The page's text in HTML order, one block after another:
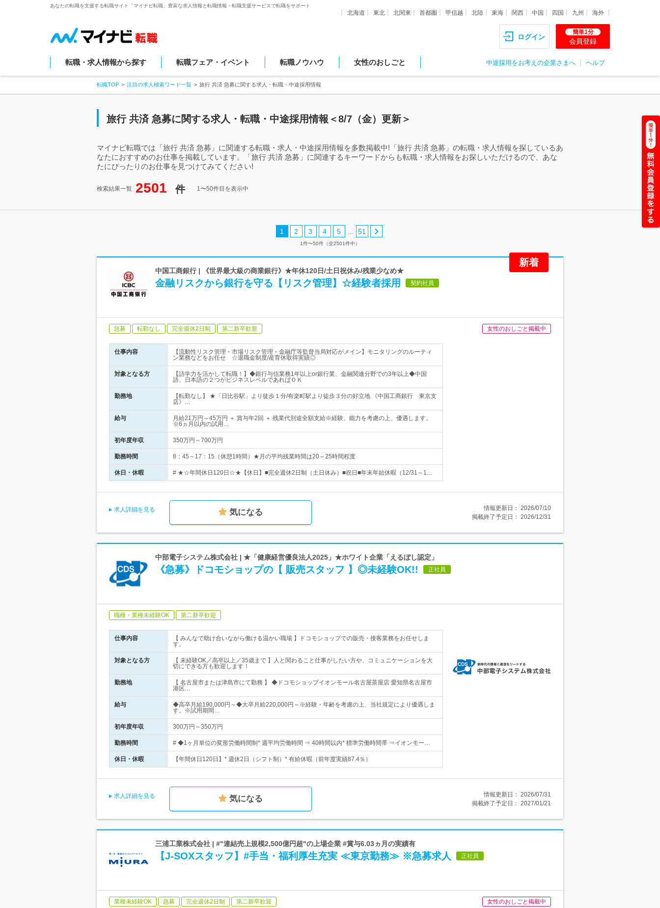
あなたの転職を支援する転職サイト「マイナビ転職」豊富な求人情報と転職情報・転職支援サービスで転職をサポート
北海道 東北 北関東 首都圏 甲信越 北陸 東海 関西 中国 四国 九州 海外
ログイン
簡単1分
会員登録
転職・求人情報から探す 転職フェア・イベント 転職ノウハウ 女性のおしごと 中途採用をお考えの企業さまへ ヘルプ
転職TOP 注目の求人検索ワード一覧 旅行 共済 急募に関する求人・転職・中途採用情報
旅行 共済 急募に関する求人・転職・中途採用情報＜8/7（金）更新＞
マイナビ転職では「旅行 共済 急募」に関連する転職・求人・中途採用情報を多数掲載中!「旅行 共済 急募」の転職・求人情報を探しているあ
なたにおすすめのお仕事を掲載しています。「旅行 共済 急募」に関連するキーワードからも転職・求人情報をお探しいただけるので、あな
たにぴったりのお仕事を見つけてみてください!
検索結果一覧 2501 件 1〜50件目を表示中
1 2 3 4 5 51
1件〜50件（全2501件中）
新着
中国工商銀行 | 《世界最大級の商業銀行》★年休120日/土日祝休み/残業少なめ★
金融リスクから銀行を守る【リスク管理】☆経験者採用 契約社員
急募 転勤なし 完全週休2日制 第二新卒歓迎 女性のおしごと掲載中
仕事内容
【流動性リスク管理・市場リスク管理・金融庁等監督当局対応がメイン】モニタリングのルーティ
ン業務などをお任せ ☆退職金制度/産育休取得実績◎
対象となる方
【語学力を活かして転職！】◆銀行与信業務1年以上or銀行業、金融関連分野での3年以上◆中国
語、日本語の２つがビジネスレベルであればＯＫ
勤務地
【転勤なし】 ★「日比谷駅」より徒歩１分/有楽町駅より徒歩３分の好立地 《中国工商銀行 東京支
店》…
給与
月給21万円～45万円 ＋ 賞与年2回 ＋ 残業代別途全額支給※経験、能力を考慮の上、優遇します。
※6ヵ月以内の試用…
初年度年収 350万円～700万円
勤務時間 8：45～17：15（休憩1時間）★月の平均残業時間は20～25時間程度
休日・休暇 # ★☆年間休日120日☆★【休日】■完全週休2日制（土日休み）■祝日■年末年始休暇（12/31～1…
求人詳細を見る 気になる 情報更新日： 2026/07/10
掲載終了予定日： 2026/12/31
中部電子システム株式会社 | ★「健康経営優良法人2025」★ホワイト企業「えるぼし認定」
《急募》ドコモショップの【 販売スタッフ 】◎未経験OK!! 正社員
職種・業種未経験OK 第二新卒歓迎
仕事内容
【 みんなで助け合いながら働ける温かい職場 】ドコモショップでの販売・接客業務をお任せしま
す。
対象となる方
【 未経験OK／高卒以上／35歳まで 】人と関わること仕事がしたい方や、コミュニケーションを大
切にできる方も歓迎します！
勤務地
【 名古屋市または津島市にて勤務 】 ◆ドコモショップイオンモール名古屋茶屋店 愛知県名古屋市
港区…
給与
◆高卒月給190,000円～◆大卒月給220,000円～※経験・年齢を考慮の上、当社規定により優遇しま
す。※試用期間…
初年度年収 300万円～350万円
勤務時間 # ◆1ヶ月単位の変形労働時間制* 週平均労働時間 ⇒ 40時間以内* 標準労働時間帯 ⇒イオンモー…
休日・休暇 【年間休日120日】* 週休2日（シフト制）* 有給休暇（前年度実績87.4％）
求人詳細を見る 気になる 情報更新日： 2026/07/31
掲載終了予定日： 2027/01/21
三浦工業株式会社 | #"連結売上規模2,500億円超"の上場企業 #賞与6.03ヵ月の実績有
【J-SOXスタッフ】#手当・福利厚生充実 ≪東京勤務≫ ※急募求人 正社員
業種未経験OK 急募 完全週休2日制 第二新卒歓迎 女性のおしごと掲載中